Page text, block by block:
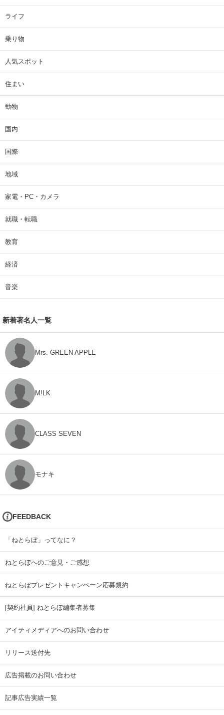
ライフ
乗り物
人気スポット
住まい
動物
国内
国際
地域
家電・PC・カメラ
就職・転職
教育
経済
音楽
新着著名人一覧
Mrs. GREEN APPLE
M!LK
CLASS SEVEN
モナキ
FEEDBACK
「ねとらぼ」ってなに？
ねとらぼへのご意見・ご感想
ねとらぼプレゼントキャンペーン応募規約
[契約社員] ねとらぼ編集者募集
アイティメディアへのお問い合わせ
リリース送付先
広告掲載のお問い合わせ
記事広告実績一覧